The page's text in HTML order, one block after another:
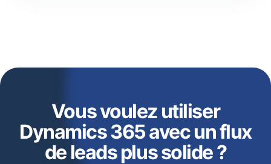
Vous voulez utiliser
Dynamics 365 avec un flux
de leads plus solide ?